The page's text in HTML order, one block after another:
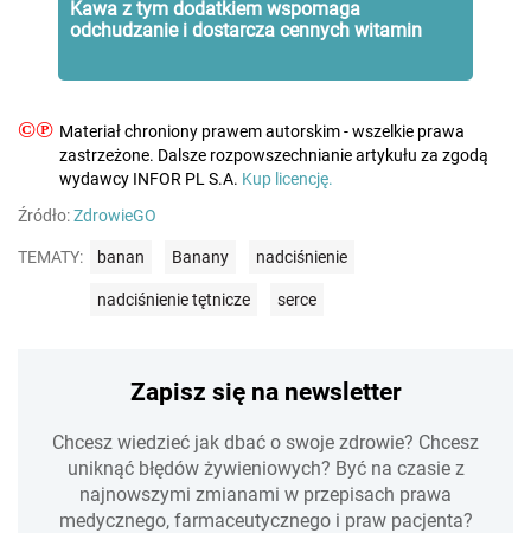
Kawa z tym dodatkiem wspomaga
odchudzanie i dostarcza cennych witamin
©℗ Materiał chroniony prawem autorskim - wszelkie prawa
zastrzeżone. Dalsze rozpowszechnianie artykułu za zgodą
wydawcy INFOR PL S.A. Kup licencję.
Źródło:ZdrowieGO
TEMATY: banan Banany nadciśnienie
nadciśnienie tętnicze serce
Zapisz się na newsletter
Chcesz wiedzieć jak dbać o swoje zdrowie? Chcesz
uniknąć błędów żywieniowych? Być na czasie z
najnowszymi zmianami w przepisach prawa
medycznego, farmaceutycznego i praw pacjenta?